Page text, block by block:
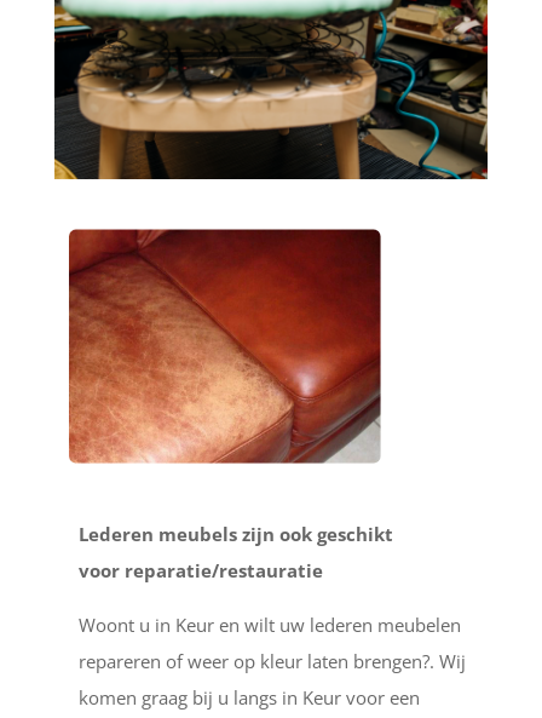
Lederen meubels zijn ook geschikt
voor reparatie/restauratie
Woont u in Keur en wilt uw lederen meubelen
repareren of weer op kleur laten brengen?. Wij
komen graag bij u langs in Keur voor een